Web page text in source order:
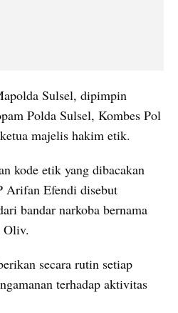
Sulsel, dipimpin
Polda Sulsel, Kombes Pol
majelis hakim etik.
kode etik yang dibacakan
Arifan Efendi disebut
bandar narkoba bernama
Oliv.
secara rutin setiap
terhadap aktivitas